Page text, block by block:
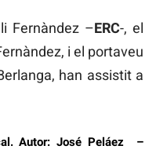
Fernàndez –ERC-, el
i el portaveu
han assistit a
Autor: José Peláez –